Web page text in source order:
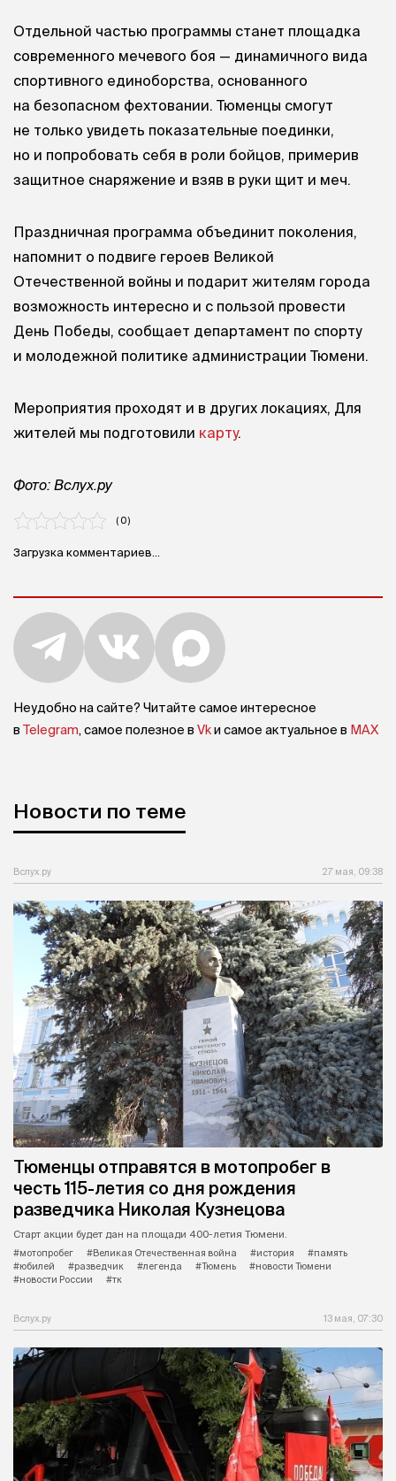
Отдельной частью программы станет площадка
современного мечевого боя — динамичного вида
спортивного единоборства, основанного
на безопасном фехтовании. Тюменцы смогут
не только увидеть показательные поединки,
но и попробовать себя в роли бойцов, примерив
защитное снаряжение и взяв в руки щит и меч.
Праздничная программа объединит поколения,
напомнит о подвиге героев Великой
Отечественной войны и подарит жителям города
возможность интересно и с пользой провести
День Победы, сообщает департамент по спорту
и молодежной политике администрации Тюмени.
Мероприятия проходят и в других локациях, Для
жителей мы подготовили карту.
Фото: Вслух.ру
( 0 )
Загрузка комментариев...
Неудобно на сайте? Читайте самое интересное
в Telegram, самое полезное в Vkи самое актуальное в MAX
Новости по теме
Вслух.ру 27 мая, 09:38
Тюменцы отправятся в мотопробег в
честь 115-летия со дня рождения
разведчика Николая Кузнецова
Старт акции будет дан на площади 400-летия Тюмени.
#мотопробег
#Великая Отечественная война #история
#память
#юбилей
#разведчик #легенда #Тюмень
#новости Тюмени
#новости России
#тк
Вслух.ру 13 мая, 07:30